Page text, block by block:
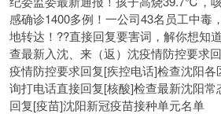
感确诊1400多例！一公司43名员工中毒
地转达！??直接回复要害词，解你想知
查最新入沈、来（返）沈疫情防控要求
疫情防控要求回复[疾控电话]检查沈阳
询打电话直接回复[核酸]检查最新沈阳
回复[疫苗]沈阳新冠疫苗接种单元名单